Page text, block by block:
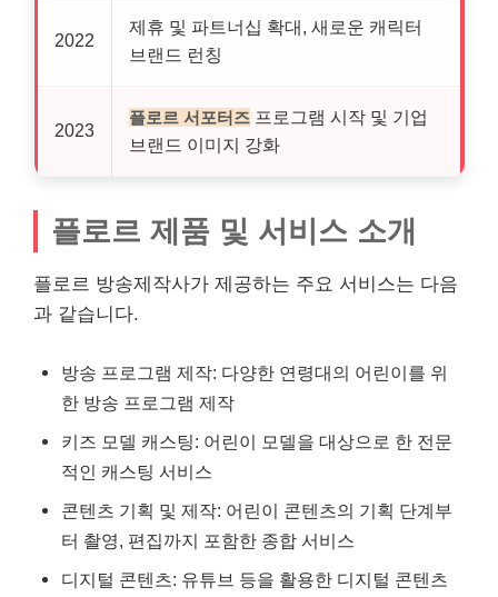
2022
제휴 및 파트너십 확대, 새로운 캐릭터
브랜드 런칭
2023
플로르 서포터즈 프로그램 시작 및 기업
브랜드 이미지 강화
플로르 제품 및 서비스 소개
플로르 방송제작사가 제공하는 주요 서비스는 다음
과 같습니다.
방송 프로그램 제작: 다양한 연령대의 어린이를 위
한 방송 프로그램 제작
키즈 모델 캐스팅: 어린이 모델을 대상으로 한 전문
적인 캐스팅 서비스
콘텐츠 기획 및 제작: 어린이 콘텐츠의 기획 단계부
터 촬영, 편집까지 포함한 종합 서비스
디지털 콘텐츠: 유튜브 등을 활용한 디지털 콘텐츠